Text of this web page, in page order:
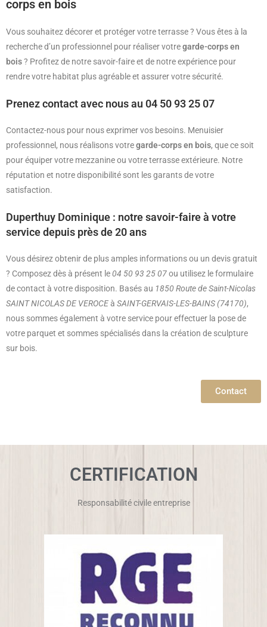
corps en bois
Vous souhaitez décorer et protéger votre terrasse ? Vous êtes à la
recherche d’un professionnel pour réaliser votregarde-corps en
bois? Profitez de notre savoir-faire et de notre expérience pour
rendre votre habitat plus agréable et assurer votre sécurité.
Prenez contact avec nous au 04 50 93 25 07
Contactez-nous pour nous exprimer vos besoins. Menuisier
professionnel, nous réalisons votregarde-corps en bois, que ce soit
pour équiper votre mezzanine ou votre terrasse extérieure. Notre
réputation et notre disponibilité sont les garants de votre
satisfaction.
Duperthuy Dominique : notre savoir-faire à votre
service depuis près de 20 ans
Vous désirez obtenir de plus amples informations ou un devis gratuit
? Composez dès à présent le04 50 93 25 07ou utilisez le formulaire
de contact à votre disposition. Basés au 1850 Route de Saint-Nicolas
SAINT NICOLAS DE VEROCEà SAINT-GERVAIS-LES-BAINS (74170),
nous sommes également à votre service pour effectuer la pose de
votre parquet et sommes spécialisés dans la création de sculpture
sur bois.
Contact
CERTIFICATION
Responsabilité civile entreprise